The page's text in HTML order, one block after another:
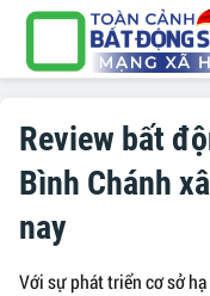
Review bất
Bình Chánh
nay
Với sự phát triển cơ sở